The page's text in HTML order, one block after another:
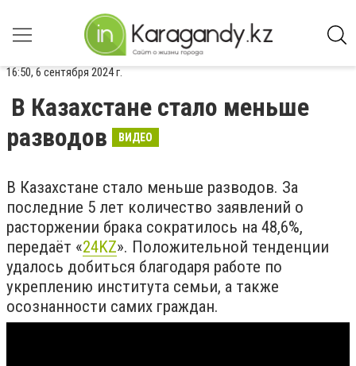
16:50, 6 сентября 2024 г.
В Казахстане стало меньше
разводов
ВИДЕО
В Казахстане стало меньше разводов. За
последние 5 лет количество заявлений о
расторжении брака сократилось на 48,6%,
передаёт «24KZ». Положительной тенденции
удалось добиться благодаря работе по
укреплению института семьи, а также
осознанности самих граждан.